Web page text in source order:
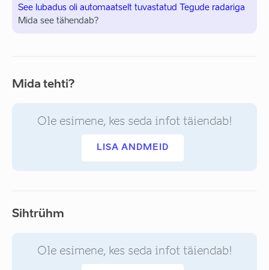
See lubadus oli automaatselt tuvastatud Tegude radariga
Mida see tähendab?
Mida tehti?
Ole esimene, kes seda infot täiendab!
LISA ANDMEID
Sihtrühm
Ole esimene, kes seda infot täiendab!